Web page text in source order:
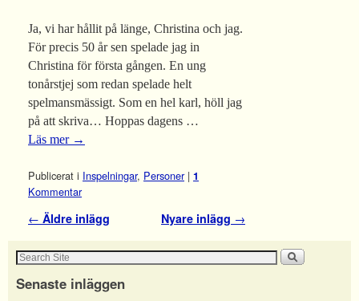
Ja, vi har hållit på länge, Christina och jag.
För precis 50 år sen spelade jag in
Christina för första gången. En ung
tonårstjej som redan spelade helt
spelmansmässigt. Som en hel karl, höll jag
på att skriva… Hoppas dagens …
Läs mer →
Publicerat i Inspelningar, Personer | 1
Kommentar
Inläggsnavigering
← Äldre inlägg Nyare inlägg →
Senaste inläggen